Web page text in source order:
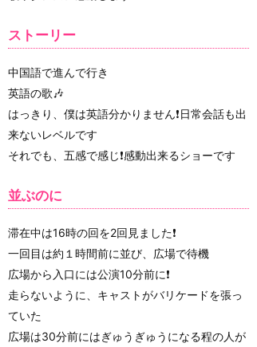
ストーリー
中国語で進んで行き
英語の歌🎶
はっきり、僕は英語分かりません❗日常会話も出
来ないレベルです
それでも、五感で感じ❗感動出来るショーです
並ぶのに
滞在中は16時の回を2回見ました❗
一回目は約１時間前に並び、広場で待機
広場から入口には公演10分前に❗
走らないように、キャストがバリケードを張っ
ていた
広場は30分前にはぎゅうぎゅうになる程の人が